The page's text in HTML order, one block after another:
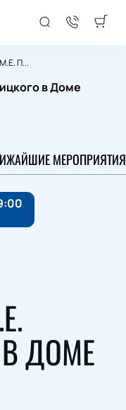
П...
в Доме
МЕРОПРИЯТИЯ
ДОМЕ